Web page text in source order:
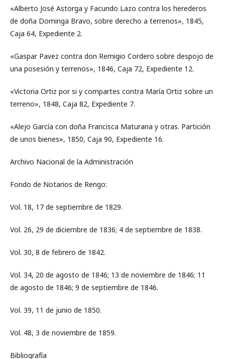
«Alberto José Astorga y Facundo Lazo contra los herederos
de doña Dominga Bravo, sobre derecho a terrenos», 1845,
Caja 64, Expediente 2.
«Gaspar Pavez contra don Remigio Cordero sobre despojo de
una posesión y terrenos», 1846, Caja 72, Expediente 12.
«Victoria Ortiz por si y compartes contra María Ortiz sobre un
terreno», 1848, Caja 82, Expediente 7.
«Alejo García con doña Francisca Maturana y otras. Partición
de unos bienes», 1850, Caja 90, Expediente 16.
Archivo Nacional de la Administración
Fondo de Notarios de Rengo:
Vol. 18, 17 de septiembre de 1829.
Vol. 26, 29 de diciembre de 1836; 4 de septiembre de 1838.
Vol. 30, 8 de febrero de 1842.
Vol. 34, 20 de agosto de 1846; 13 de noviembre de 1846; 11
de agosto de 1846; 9 de septiembre de 1846.
Vol. 39, 11 de junio de 1850.
Vol. 48, 3 de noviembre de 1859.
Bibliografía